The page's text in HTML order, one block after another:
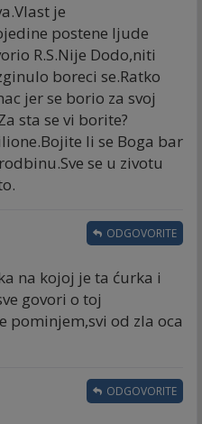
je
postene ljude
R.S.Nije Dodo,niti
boreci se.Ratko
jer se borio za svoj
sta se vi borite?
li se Boga bar
se u zivotu
na kojoj je ta ćurka i
govori o toj
pominjem,svi od zla oca
ODGOVORITE
ODGOVORITE